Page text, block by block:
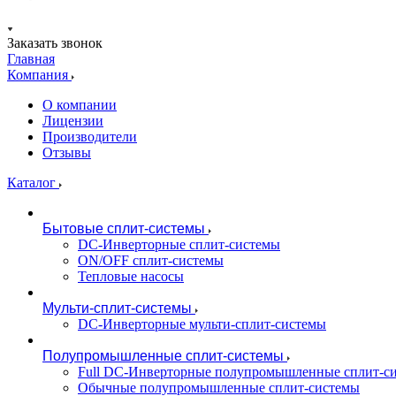
Заказать звонок
Главная
Компания
О компании
Лицензии
Производители
Отзывы
Каталог
Бытовые сплит-системы
DC-Инверторные сплит-системы
ON/OFF сплит-системы
Тепловые насосы
Мульти-сплит-системы
DC-Инверторные мульти-сплит-системы
Полупромышленные сплит-системы
Full DC-Инверторные полупромышленные сплит-
Обычные полупромышленные сплит-системы